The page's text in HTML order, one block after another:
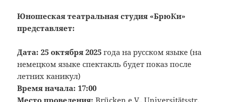
Юношеская театральная студия «БрюКи»
представляет:
Дата: 25 октября 2025года на русском языке (на
немецком языке спектакль будет показ после
летних каникул)
Время начала: 17:00
Место проведения: Brücken e.V., Universitätsstr.